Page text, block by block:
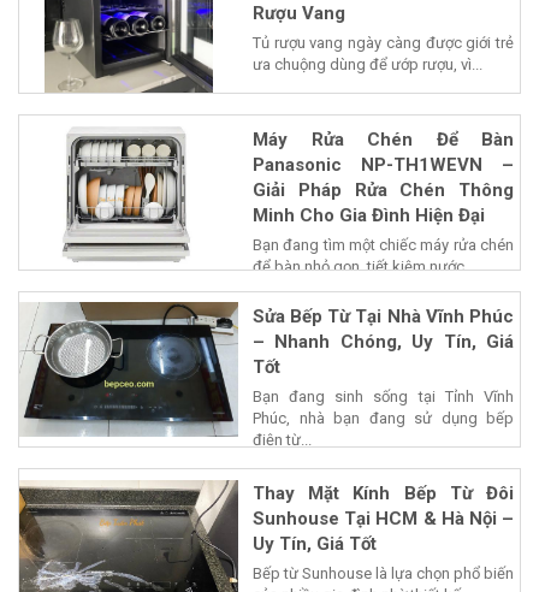
Rượu Vang
Tủ rượu vang ngày càng được giới trẻ
ưa chuộng dùng để ướp rượu, vì...
Máy Rửa Chén Để Bàn
Panasonic NP-TH1WEVN –
Giải Pháp Rửa Chén Thông
Minh Cho Gia Đình Hiện Đại
Bạn đang tìm một chiếc máy rửa chén
để bàn nhỏ gọn, tiết kiệm nước...
Sửa Bếp Từ Tại Nhà Vĩnh Phúc
– Nhanh Chóng, Uy Tín, Giá
Tốt
Bạn đang sinh sống tại Tỉnh Vĩnh
Phúc, nhà bạn đang sử dụng bếp
điện từ...
Thay Mặt Kính Bếp Từ Đôi
Sunhouse Tại HCM & Hà Nội –
Uy Tín, Giá Tốt
Bếp từ Sunhouse là lựa chọn phổ biến